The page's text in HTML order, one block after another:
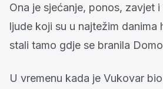
Ona je sjećanje, ponos, zavjet
ljude koji su u najtežim danima
stali tamo gdje se branila
U vremenu kada je Vukovar